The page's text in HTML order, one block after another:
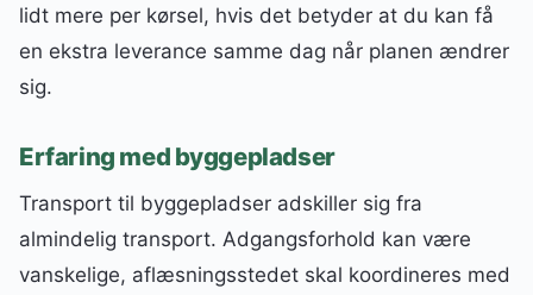
lidt mere per kørsel, hvis det betyder at du kan få
en ekstra leverance samme dag når planen ændrer
sig.
Erfaring med byggepladser
Transport til byggepladser adskiller sig fra
almindelig transport. Adgangsforhold kan være
vanskelige, aflæsningsstedet skal koordineres med